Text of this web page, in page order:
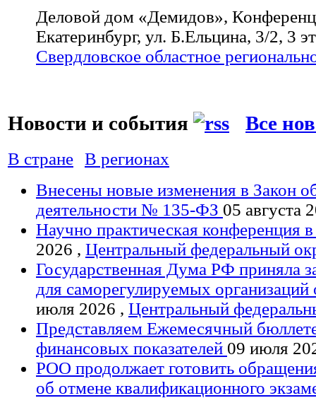
Деловой дом «Демидов»,
Екатеринбург, ул. Б.Ельцина, 3/2, 3
Свердловское областное
Новости и события Все
В стране В регионах
Внесены новые изменения в Закон
деятельности № 135-ФЗ 05 августа
Научно практическая конференция
2026 , Центральный федеральный
Государственная Дума РФ приняла
для саморегулируемых
июля 2026 , Центральный
Представляем Ежемесячный
финансовых показателей 09 июля
РОО продолжает готовить
об отмене квалификационного